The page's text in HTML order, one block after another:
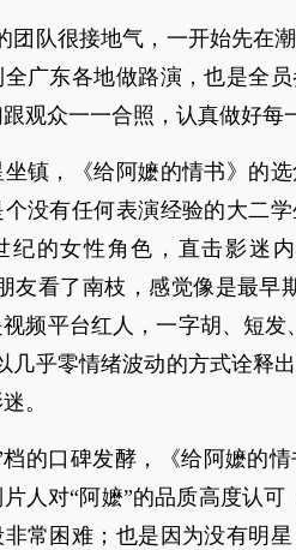
团队很接地气，一开始先在
广东各地做路演，也是全
观众一一合照，认真做好每
镇，《给阿嬷的情书》的
没有任何表演经验的大二
纪的女性角色，直击影迷
友看了南枝，感觉像是最早
频平台红人，一字胡、短
几乎零情绪波动的方式诠释
。
的口碑发酵，《给阿嬷的
人对“阿嬷”的品质高度认
常困难；也是因为没有明